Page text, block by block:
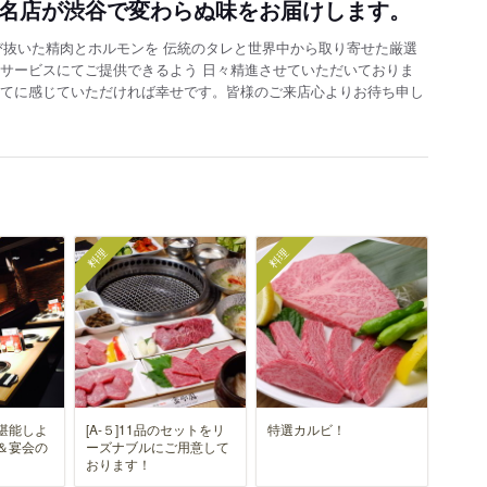
店が渋谷で変わらぬ味をお届けします。
いた精肉とホルモンを 伝統のタレと世界中から取り寄せた厳選
ービスにてご提供できるよう 日々精進させていただいておりま
に感じていただければ幸せです。皆様のご来店心よりお待ち申し
能しよ
宴会の
料理
[A-５]11品のセットをリ
ーズナブルにご用意して
おります！
料理
特選カルビ！